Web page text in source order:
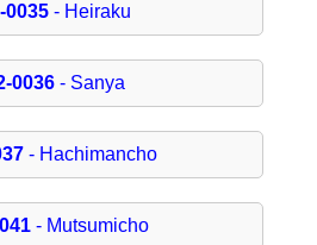
0035 - Heiraku
0036 - Sanya
- Hachimancho
- Mutsumicho